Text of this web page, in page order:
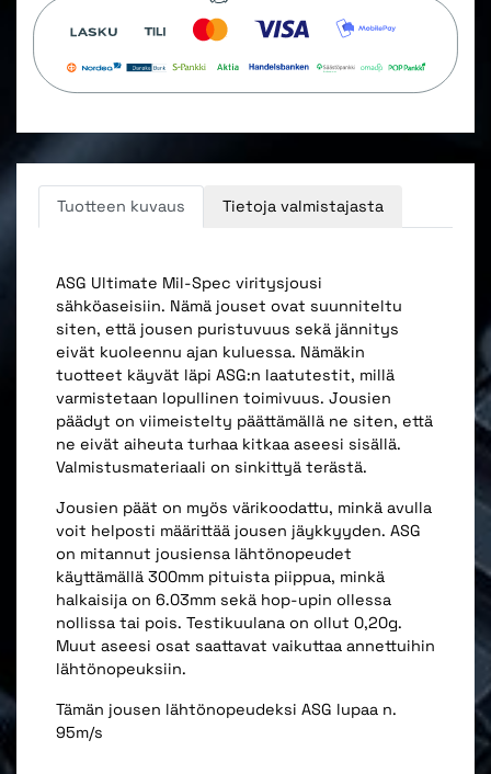
Tuotteen kuvaus Tietoja valmistajasta
ASG Ultimate Mil-Spec viritysjousi
sähköaseisiin. Nämä jouset ovat suunniteltu
siten, että jousen puristuvuus sekä jännitys
eivät kuoleennu ajan kuluessa. Nämäkin
tuotteet käyvät läpi ASG:n laatutestit, millä
varmistetaan lopullinen toimivuus. Jousien
päädyt on viimeistelty päättämällä ne siten, että
ne eivät aiheuta turhaa kitkaa aseesi sisällä.
Valmistusmateriaali on sinkittyä terästä.
Jousien päät on myös värikoodattu, minkä avulla
voit helposti määrittää jousen jäykkyyden. ASG
on mitannut jousiensa lähtönopeudet
käyttämällä 300mm pituista piippua, minkä
halkaisija on 6.03mm sekä hop-upin ollessa
nollissa tai pois. Testikuulana on ollut 0,20g.
Muut aseesi osat saattavat vaikuttaa annettuihin
lähtönopeuksiin.
Tämän jousen lähtönopeudeksi ASG lupaa n.
95m/s